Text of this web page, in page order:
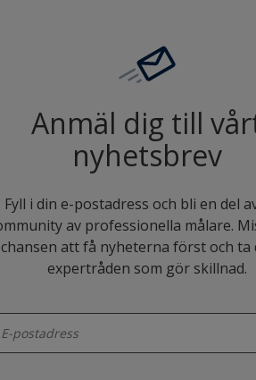
Anmäl dig till
nyhetsbrev
Fyll i din e-postadress och bli en del
av professionella målare.
chansen att få nyheterna först och ta
expertråden som gör skillnad.